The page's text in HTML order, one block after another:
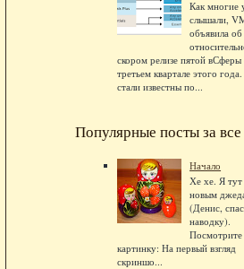
Как многие
слышали,
объявила об
скором релизе пятой вСферы
третьем квартале этого
стали известны по...
Популярные посты за
Начало
Хе хе. Я тут
новым
(Денис,
наводку).
Посмотрите
картинку: На первый взгляд
скриншо...